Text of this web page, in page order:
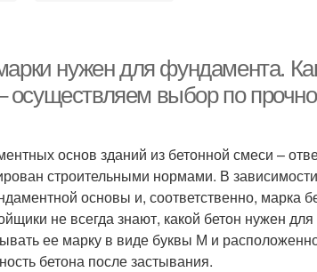
нужен для фундамента.
выбор по
основ зданий из бетонной смеси –
строительными нормами. В
основы и, соответственно, марка
не всегда знают, какой бетон нужен
ее марку в виде буквы М и
бетона после застывания.